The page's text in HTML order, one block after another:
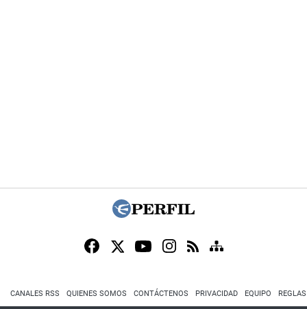
CANALES RSS QUIENES SOMOS CONTÁCTENOS PRIVACIDAD EQUIPO